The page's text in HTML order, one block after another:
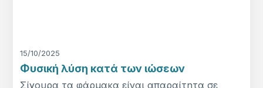
15/10/2025
Φυσική λύση κατά των ιώσεων
Σίγουρα τα φάρμακα είναι απαραίτητα σε